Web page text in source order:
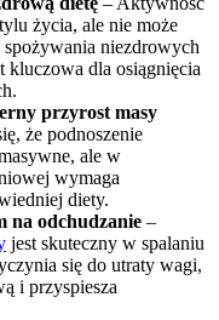
życia, ale nie może
niezdrowych
kluczowa dla osiągnięcia
przyrost masy
że podnoszenie
ale w
wymaga
diety.
na odchudzanie –
jest skuteczny w spalaniu
się do utraty wagi,
i przyspiesza